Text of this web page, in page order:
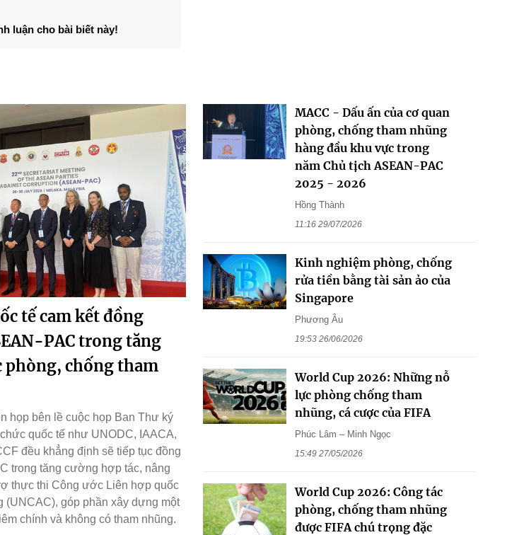
luận cho bài biết này!
tế cam kết đồng
PAC trong tăng
phòng, chống tham
họp bên lề cuộc họp Ban Thư ký
quốc tế như UNODC, IAACA,
đều khẳng định sẽ tiếp tục đồng
trong tăng cường hợp tác, nâng
thực thi Công ước Liên hợp quốc
(UNCAC), góp phần xây dựng một
chính và không có tham nhũng.
MACC - Dấu ấn của cơ quan
phòng, chống tham nhũng
hàng đầu khu vực trong
năm Chủ tịch ASEAN-PAC
2025 - 2026
Hồng Thành
11:16 29/07/2026
Kinh nghiệm phòng, chống
rửa tiền bằng tài sản ảo của
Singapore
Phương Âu
19:53 26/06/2026
World Cup 2026: Những nỗ
lực phòng chống tham
nhũng, cá cược của FIFA
Phúc Lâm – Minh Ngọc
15:49 27/05/2026
World Cup 2026: Công tác
phòng, chống tham nhũng
được FIFA chú trọng đặc